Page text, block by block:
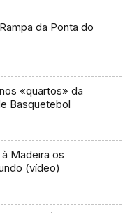
da Ponta do
«quartos» da
Basquetebol
Madeira os
(vídeo)